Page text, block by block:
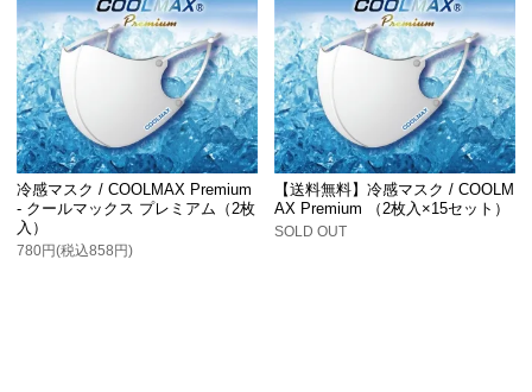
冷感マスク / COOLMAX Premium
- クールマックス プレミアム（2枚
入）
780円(税込858円)
【送料無料】冷感マスク / COOLM
AX Premium （2枚入×15セット）
SOLD OUT